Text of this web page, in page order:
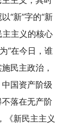
“新”字的“新
主主义的核心
“在今日，谁
民主政治，
国资产阶级
落在无产阶
《新民主主义